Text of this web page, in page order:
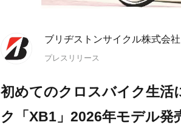
ブリヂストンサイクル株式会社
プレスリリース
初めてのクロスバイク生活
ク「XB1」2026年モデル発